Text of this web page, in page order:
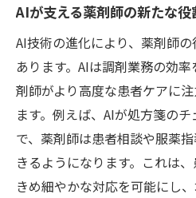
未来の医療供給モデ
調剤薬局とAI技術の融合
AIと人間の協力が生
患者中心の医療サー
データドリブンな医
調剤薬局の未来像と
医療現場でのAI活用
AIが支える薬剤師の新たな役
AI技術の進化により、薬剤師
あります。AIは調剤業務の効
剤師がより高度な患者ケアに
ます。例えば、AIが処方箋の
で、薬剤師は患者相談や服薬
きるようになります。これは
きめ細やかな対応を可能にし